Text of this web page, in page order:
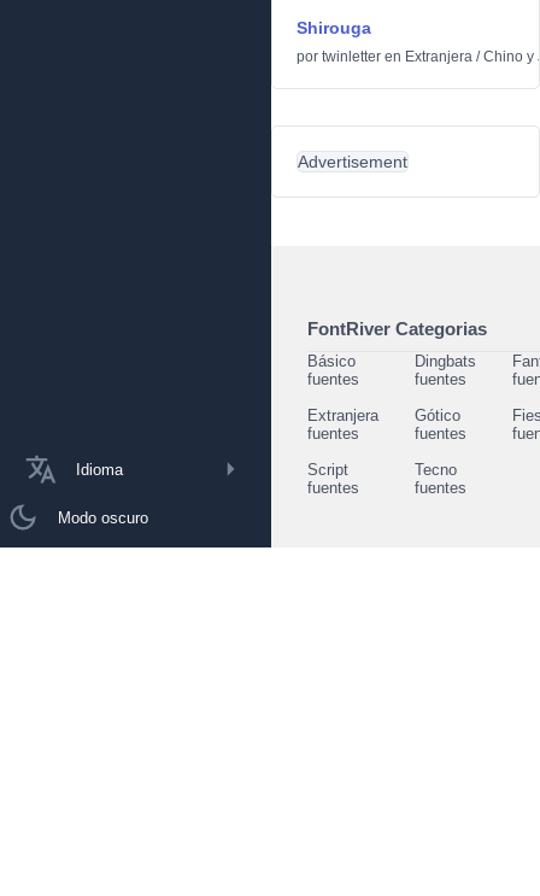
Idioma
Modo oscuro
Shirouga
por twinletter en Extranjera /Chino y
Advertisement
FontRiver Categorias
Básico
fuentes
Dingbats
fuentes
Extranjera
fuentes
Gótico
fuentes
Script
fuentes
Tecno
fuentes